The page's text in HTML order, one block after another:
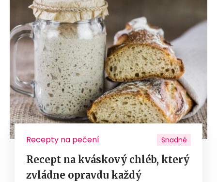
Recepty na pečení Snadné
Recept na kváskový chléb, který
zvládne opravdu každý